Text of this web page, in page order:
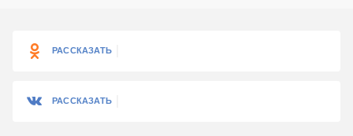
РАССКАЗАТЬ
РАССКАЗАТЬ